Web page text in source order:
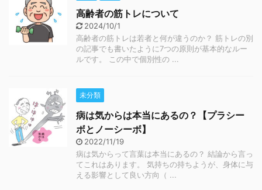
高齢者の筋トレについて
2024/10/1
高齢者の筋トレは若者と何が違うのか？ 筋トレの別
の記事でも書いたように7つの原則が基本的なルー
ルです。 この中で個別性の ...
未分類
病は気からは本当にあるの？【プラシー
ボとノーシーボ】
2022/11/19
病は気からって言葉は本当にあるの？ 結論から言っ
てこれはあります。 気持ちの持ちようが、身体に与
える影響として良い方向（ ...